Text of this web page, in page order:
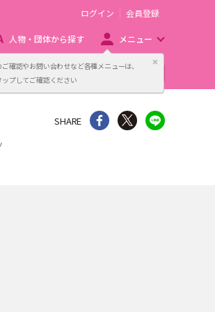
確認やお問い合わせなど各種メニューは、
ップしてご確認ください
閉じる
ログイン 会員登録
人物・団体から探す メニュー
主催者向け販売サービス
SHARE シェア Twitter